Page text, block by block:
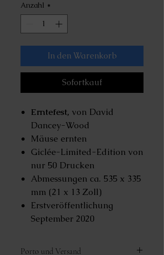
Anzahl *
In den Warenkorb
Sofortkauf
Erntefest, von David
Dancey-Wood
Mäuse ernten
Giclée-Limited-Edition von
nur 50 Drucken
Abmessungen ca. 535 x 335
mm (21 x 13 Zoll)
Erstveröffentlichung
September 2020
Porto und Versand